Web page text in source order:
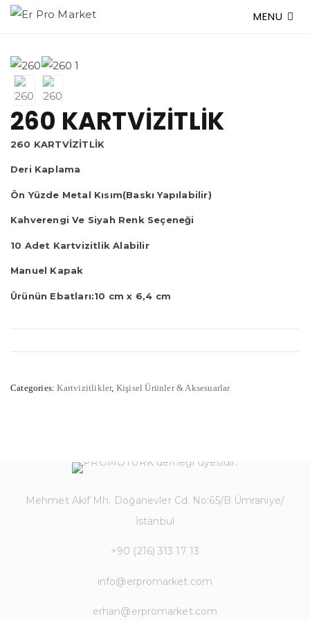
MENU
260 KARTVİZİTLİK
260 KARTVİZİTLİK
Deri Kaplama
Ön Yüzde Metal Kısım(Baskı Yapılabilir)
Kahverengi Ve Siyah Renk Seçeneği
10 Adet Kartvizitlik Alabilir
Manuel Kapak
Ürünün Ebatları:10 cm x 6,4 cm
Categories:Kartvizitlikler, Kişisel Ürünler & Aksesuarlar
Mehmet Akif Mh. Doğanevler Cd. No:65/B Ümraniye/
İstanbul
+90 (216) 313 17 13
info@erpromarket.com
erhan@erpromarket.com